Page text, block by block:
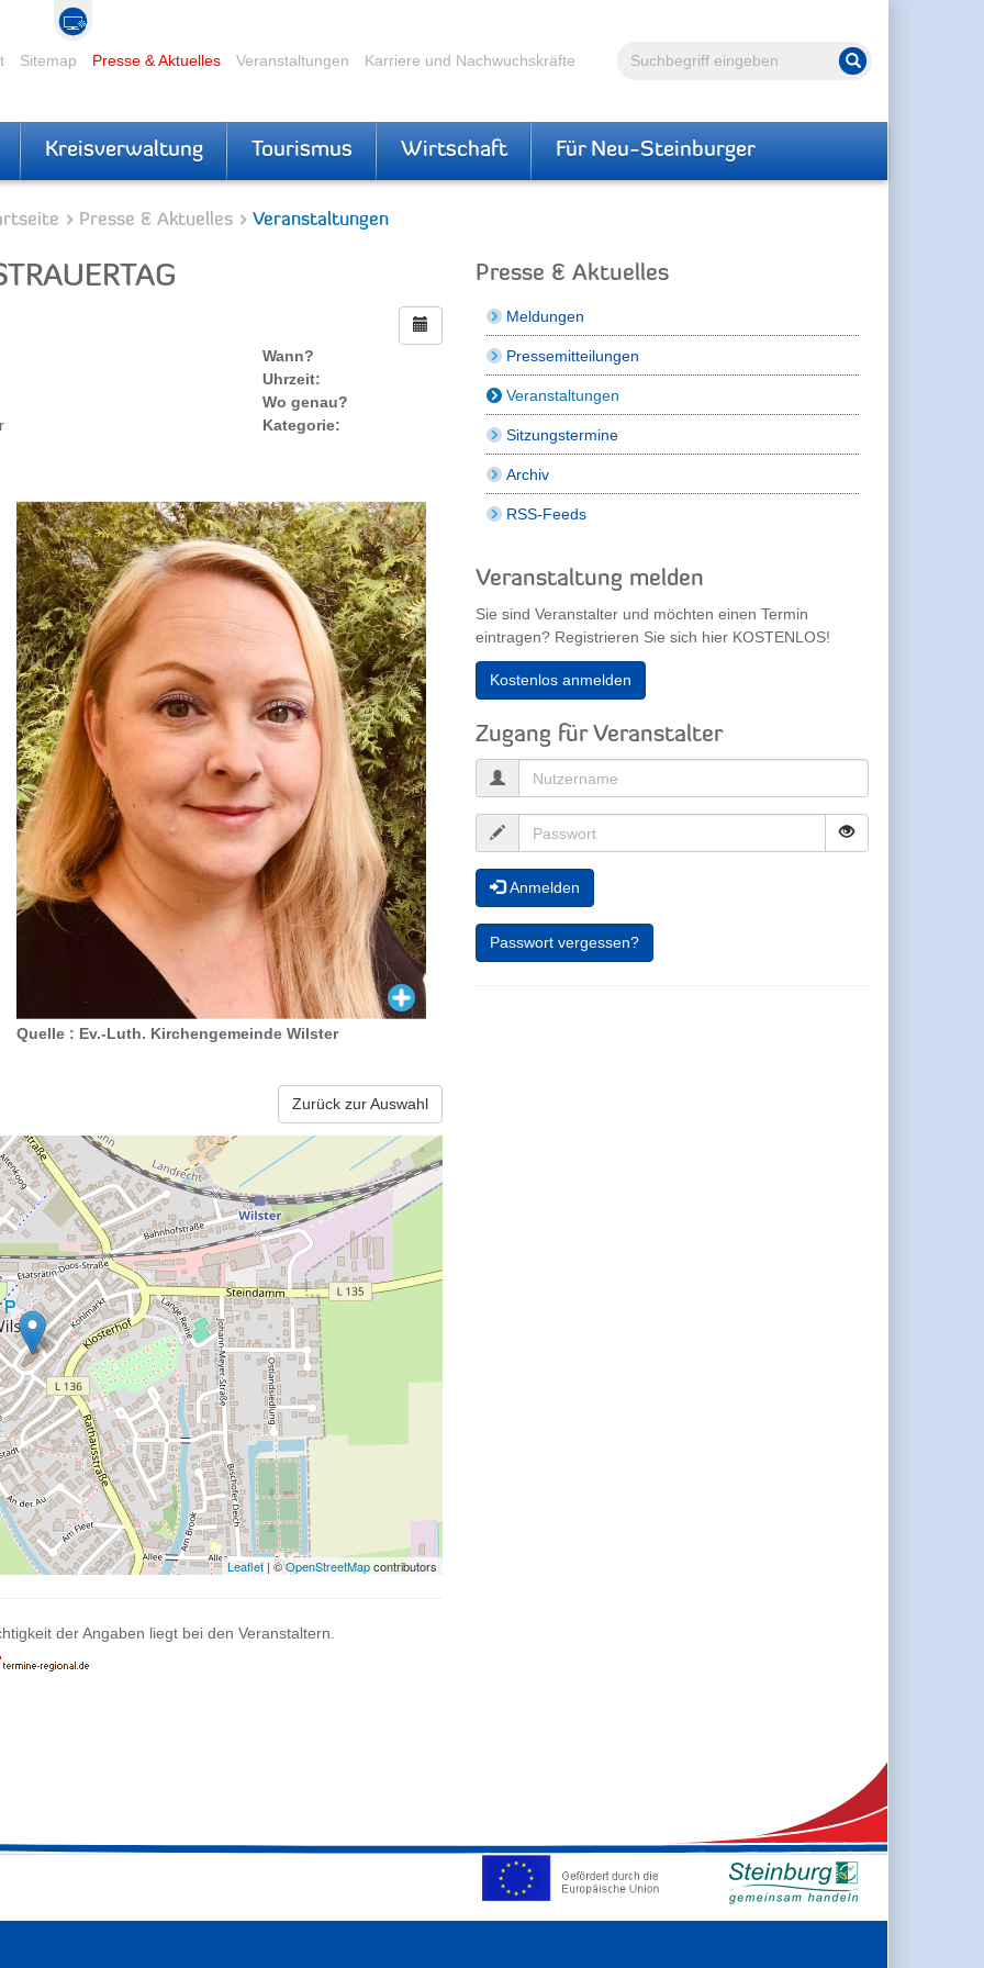
Volltextsuche Suche starten
Sitemap Presse & Aktuelles Veranstaltungen Karriere und Nachwuchskräfte
Kreisverwaltung Tourismus Wirtschaft Für Neu-Steinburger
Presse & Aktuelles Veranstaltungen
Wann?
Uhrzeit:
Wo genau?
Kategorie:
Quelle : Ev.-Luth. Kirchengemeinde Wilster
Zurück zur Auswahl
Leaflet | ©OpenStreetMapcontributors
der Angaben liegt bei den Veranstaltern.
Presse & Aktuelles
Meldungen
Pressemitteilungen
Veranstaltungen
Sitzungstermine
Archiv
RSS-Feeds
Veranstaltung melden
Sie sind Veranstalter und möchten einen Termin
eintragen? Registrieren Sie sich hier KOSTENLOS!
Kostenlos anmelden
Zugang für Veranstalter
Anmelden
Passwort vergessen?